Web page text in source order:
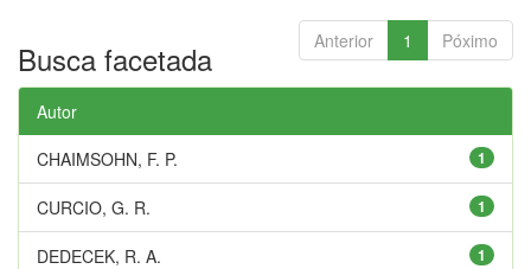
Anterior 1 Póximo
Busca facetada
Autor
1
CHAIMSOHN, F. P.
1
CURCIO, G. R.
1
DEDECEK, R. A.